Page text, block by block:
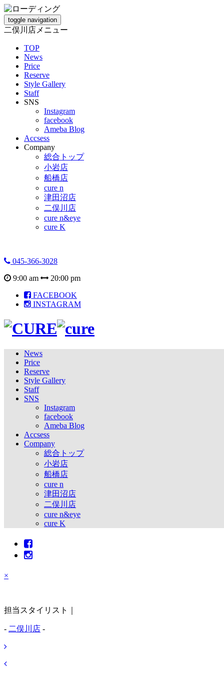
toggle navigation
二俣川店メニュー
TOP
News
Price
Reserve
Style Gallery
Staff
SNS
Instagram
facebook
Ameba Blog
Accsess
Company
総合トップ
小岩店
船橋店
cure n
津田沼店
二俣川店
cure n&eye
cure K
045-366-3028
9:00 am
20:00 pm
FACEBOOK
INSTAGRAM
News
Price
Reserve
Style Gallery
Staff
SNS
Instagram
facebook
Ameba Blog
Accsess
Company
総合トップ
小岩店
船橋店
cure n
津田沼店
二俣川店
cure n&eye
cure K
×
担当スタイリスト｜
- 二俣川店 -